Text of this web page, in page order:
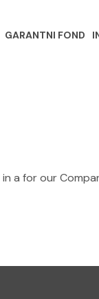
GARANTNI FOND
a for our